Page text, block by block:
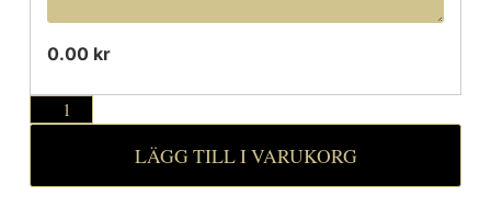
0.00 kr
LÄGG TILL I VARUKORG